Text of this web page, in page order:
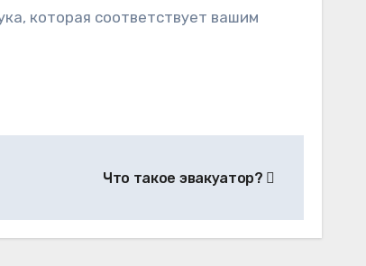
которая соответствует вашим
Что такое эвакуатор?